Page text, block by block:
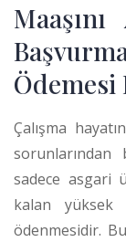
Çalışma
sorunlarından
sadece asgari
kalan yüksek
ödenmesidir.